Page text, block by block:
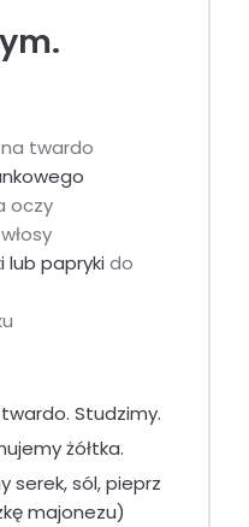
twardo
oczy
lub papryki do
Studzimy.
żółtka.
serek, sól, pieprz
majonezu)